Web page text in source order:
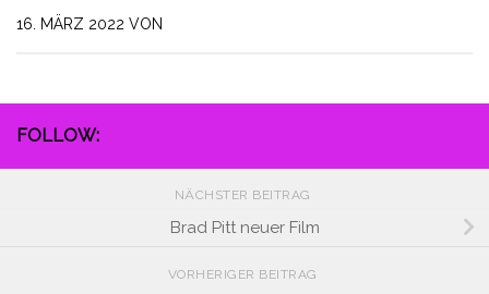
16. MÄRZ 2022 VON
FOLLOW:
NÄCHSTER BEITRAG
Brad Pitt neuer Film
VORHERIGER BEITRAG